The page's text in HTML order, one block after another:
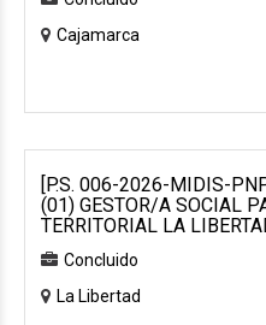
Cajamarca
[P.S. 006-2026-MIDIS-
(01) GESTOR/A SOCIAL
TERRITORIAL LA
Concluido
La Libertad